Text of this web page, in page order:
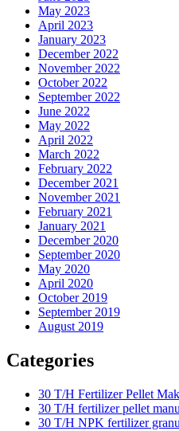
May 2023
April 2023
January 2023
December 2022
November 2022
October 2022
September 2022
June 2022
May 2022
April 2022
March 2022
February 2022
December 2021
November 2021
February 2021
January 2021
December 2020
September 2020
May 2020
April 2020
October 2019
September 2019
August 2019
Categories
30 T/H Fertilizer Pellet
30 T/H fertilizer pellet
30 T/H NPK fertilizer